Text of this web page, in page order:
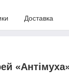
Доставка